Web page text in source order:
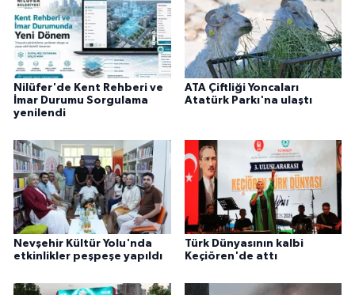
Nilüfer'de Kent Rehberi ve
İmar Durumu Sorgulama
yenilendi
ATA Çiftliği Yoncaları
Atatürk Parkı'na ulaştı
Nevşehir Kültür Yolu'nda
etkinlikler peşpeşe yapıldı
Türk Dünyasının kalbi
Keçiören'de attı